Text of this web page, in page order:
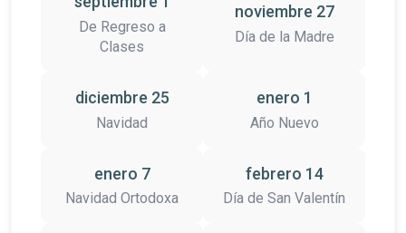
De Regreso a
Clases
noviembre 27
Día de la Madre
diciembre 25
Navidad
enero 1
Año Nuevo
enero 7
Navidad Ortodoxa
febrero 14
Día de San Valentín